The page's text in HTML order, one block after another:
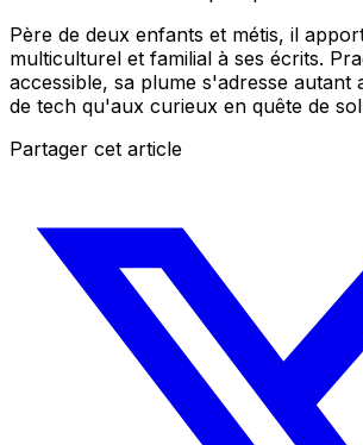
Père de deux enfants et métis, il
multiculturel et familial à ses écrits.
accessible, sa plume s'adresse autant
de tech qu'aux curieux en quête de
Partager cet article